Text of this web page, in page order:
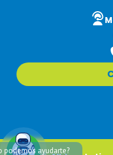
podemos ayudarte?